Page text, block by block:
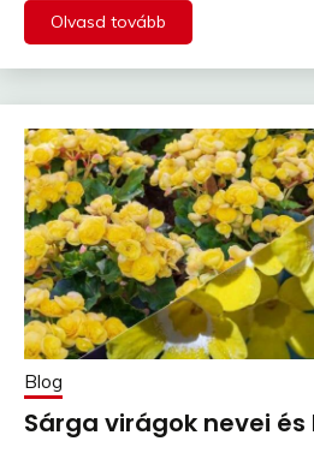
Olvasd tovább
Blog
Sárga virágok nevei és